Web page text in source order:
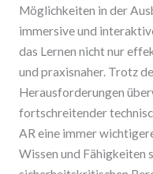
Möglichkeiten in der
immersive und
das Lernen nicht nur
und praxisnaher. Trotz
Herausforderungen
fortschreitender
AR eine immer
Wissen und Fähigkeiten